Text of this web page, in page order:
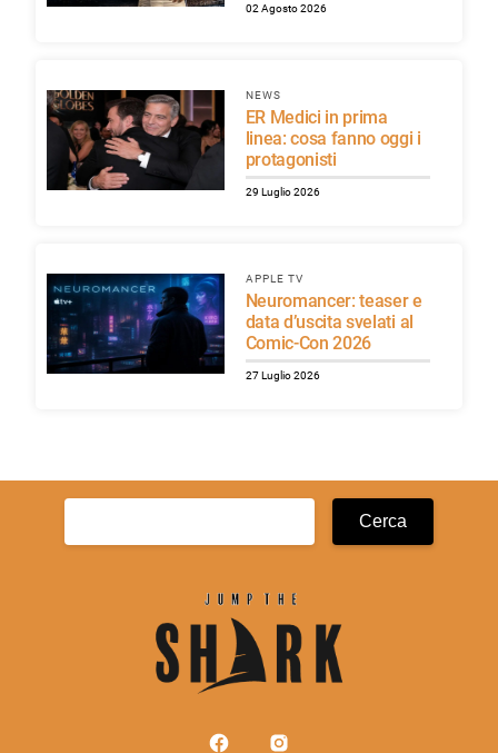
02 Agosto 2026
NEWS
ER Medici in prima
linea: cosa fanno oggi i
protagonisti
29 Luglio 2026
APPLE TV
Neuromancer: teaser e
data d’uscita svelati al
Comic-Con 2026
27 Luglio 2026
Ricerca